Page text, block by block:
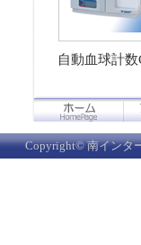
自動血球計
Copyright© 南インタ